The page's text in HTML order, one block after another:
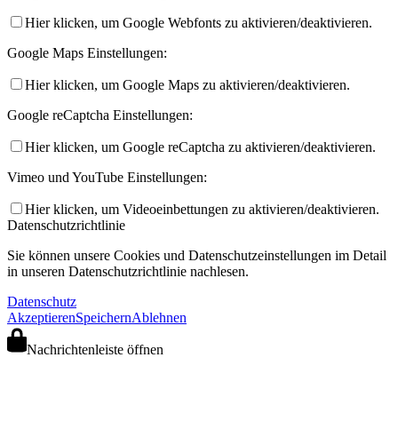
Hier klicken, um Google Webfonts zu aktivieren/deaktivieren.
Google Maps Einstellungen:
Hier klicken, um Google Maps zu aktivieren/deaktivieren.
Google reCaptcha Einstellungen:
Hier klicken, um Google reCaptcha zu aktivieren/deaktivieren.
Vimeo und YouTube Einstellungen:
Hier klicken, um Videoeinbettungen zu aktivieren/deaktivieren.
Datenschutzrichtlinie
Sie können unsere Cookies und Datenschutzeinstellungen im Detail
in unseren Datenschutzrichtlinie nachlesen.
Datenschutz
AkzeptierenSpeichernAblehnen
Nachrichtenleiste öffnen